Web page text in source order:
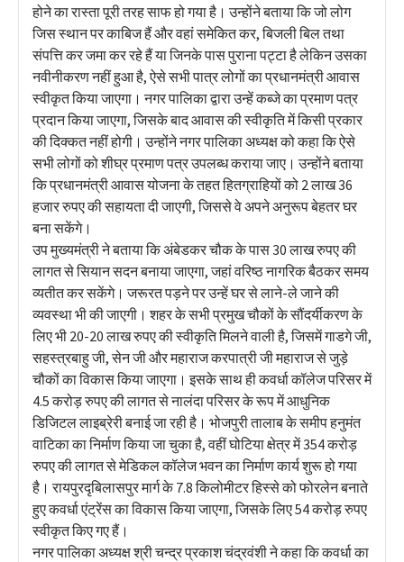
होने का रास्ता पूरी तरह साफ हो गया है। उन्होंने बताया कि जो लोग
जिस स्थान पर काबिज हैं और वहां समेकित कर, बिजली बिल तथा
संपत्ति कर जमा कर रहे हैं या जिनके पास पुराना पट्टा है लेकिन उसका
नवीनीकरण नहीं हुआ है, ऐसे सभी पात्र लोगों का प्रधानमंत्री आवास
स्वीकृत किया जाएगा। नगर पालिका द्वारा उन्हें कब्जे का प्रमाण पत्र
प्रदान किया जाएगा, जिसके बाद आवास की स्वीकृति में किसी प्रकार
की दिक्कत नहीं होगी। उन्होंने नगर पालिका अध्यक्ष को कहा कि ऐसे
सभी लोगों को शीघ्र प्रमाण पत्र उपलब्ध कराया जाए। उन्होंने बताया
कि प्रधानमंत्री आवास योजना के तहत हितग्राहियों को 2 लाख 36
हजार रुपए की सहायता दी जाएगी, जिससे वे अपने अनुरूप बेहतर घर
बना सकेंगे।
उप मुख्यमंत्री ने बताया कि अंबेडकर चौक के पास 30 लाख रुपए की
लागत से सियान सदन बनाया जाएगा, जहां वरिष्ठ नागरिक बैठकर समय
व्यतीत कर सकेंगे। जरूरत पड़ने पर उन्हें घर से लाने-ले जाने की
व्यवस्था भी की जाएगी। शहर के सभी प्रमुख चौकों के सौंदर्यीकरण के
लिए भी 20-20 लाख रुपए की स्वीकृति मिलने वाली है, जिसमें गाडगे जी,
सहस्त्रबाहु जी, सेन जी और महाराज करपात्री जी महाराज से जुड़े
चौकों का विकास किया जाएगा। इसके साथ ही कवर्धा कॉलेज परिसर में
4.5 करोड़ रुपए की लागत से नालंदा परिसर के रूप में आधुनिक
डिजिटल लाइब्रेरी बनाई जा रही है। भोजपुरी तालाब के समीप हनुमंत
वाटिका का निर्माण किया जा चुका है, वहीं घोटिया क्षेत्र में 354 करोड़
रुपए की लागत से मेडिकल कॉलेज भवन का निर्माण कार्य शुरू हो गया
है। रायपुरदृबिलासपुर मार्ग के 7.8 किलोमीटर हिस्से को फोरलेन बनाते
हुए कवर्धा एंट्रेंस का विकास किया जाएगा, जिसके लिए 54 करोड़ रुपए
स्वीकृत किए गए हैं।
नगर पालिका अध्यक्ष श्री चन्द्र प्रकाश चंद्रवंशी ने कहा कि कवर्धा का